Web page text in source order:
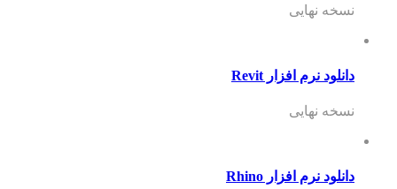
نسخه نهایی
دانلود نرم افزار Revit
نسخه نهایی
دانلود نرم افزار Rhino